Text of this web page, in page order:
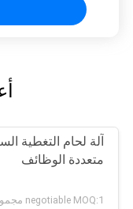
آلة لحام التغطية
متعددة الوظائف
negotiable MOQ:1 مجموعة